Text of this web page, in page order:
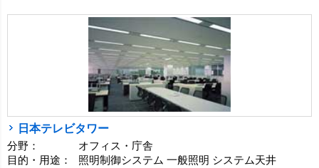
日本テレビタワー
分野：
オフィス・庁舎
目的・用途：
照明制御システム 一般照明 システム天井